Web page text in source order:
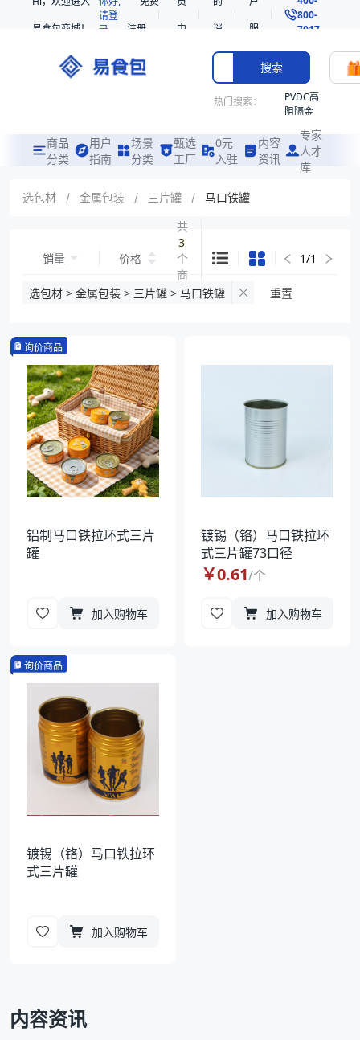
易食包商城！
请登
录
注册
中
消
息
服
务
800-
7017
搜索
热门搜索：
PVDC高
阻隔金
共挤热
收缩袋
221360
烤箱袋
袋
商品
分类
用户
指南
场景
分类
甄选
工厂
0元
入驻
内容
资讯
专家
人才
库
选包材 / 金属包装 / 三片罐 / 马口铁罐
销量 价格
共
3
个
商
品
1/1
选包材 > 金属包装 > 三片罐 > 马口铁罐 重置
询价商品
铝制马口铁拉环式三片
罐
加入购物车
镀锡（铬）马口铁拉环
式三片罐73口径
￥0.61/个
加入购物车
询价商品
镀锡（铬）马口铁拉环
式三片罐
加入购物车
内容资讯